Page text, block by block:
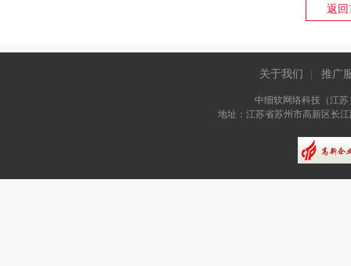
返回
关于我们 推广
中细软网络科技（江
地址：江苏省苏州市高新区长